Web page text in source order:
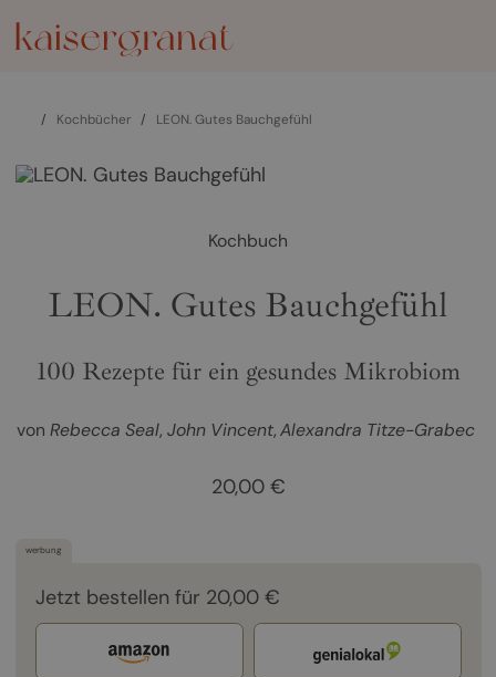
/ Kochbücher / LEON. Gutes Bauchgefühl
Kochbuch
LEON. Gutes Bauchgefühl
100 Rezepte für ein gesundes Mikrobiom
von Rebecca Seal John Vincent Alexandra Titze-Grabec
20,00 €
werbung
Jetzt bestellen für 20,00 €